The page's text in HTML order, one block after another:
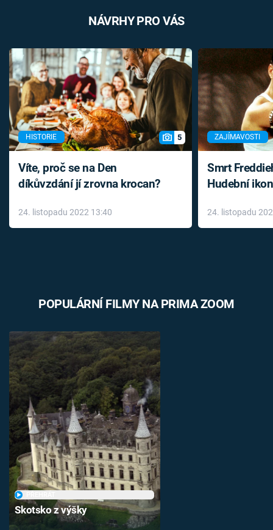
NÁVRHY PRO VÁS
HISTORIE 5
Víte, proč se na Den
díkůvzdání jí zrovna krocan?
24. listopadu 2022 13:40
ZAJÍMAVOSTI
Smrt
Hudební
léky
24. listopadu
POPULÁRNÍ FILMY NA PRIMA ZOOM
Skotsko z výšky